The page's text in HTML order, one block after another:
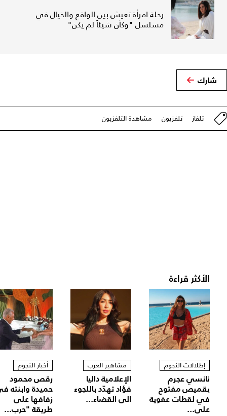
رحلة امرأة تعيش بين الواقع والخيال في
مسلسل "وكأن شيئاً لم يكن"
شارك
تلفاز تلفزيون مشاهدة التلفزيون
الأكثر قراءة
إطلالات النجوم
نانسي عجرم
بقميص مفتوح
في لقطات عفوية
على...
مشاهير العرب
الإعلامية داليا
فؤاد تهدّد باللجوء
الى القضاء...
أخبار النجوم
رقص محمود
حميدة وابنته
زفافها على
طريقة "حرب...